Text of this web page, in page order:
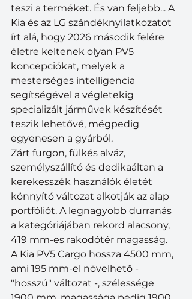
teszi a terméket. És van feljebb... A
Kia és az LG szándéknyilatkozatot
írt alá, hogy 2026 második felére
életre keltenek olyan PV5
koncepciókat, melyek a
mesterséges intelligencia
segítségével a végletekig
specializált járművek készítését
teszik lehetővé, mégpedig
egyenesen a gyárból.
Zárt furgon, fülkés alváz,
személyszállító és dedikaáltan a
kerekesszék használók életét
könnyító változat alkotják az alap
portfóliót. A legnagyobb durranás
a kategóriájában rekord alacsony,
419 mm-es rakodótér magasság.
A Kia PV5 Cargo hossza 4500 mm,
ami 195 mm-el növelhető -
"hosszú" változat -, szélessége